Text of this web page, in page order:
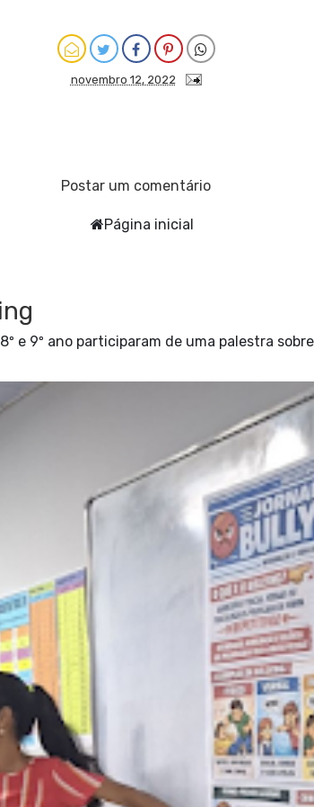
novembro 12, 2022
Postar um comentário
Página inicial
e 9º ano participaram de uma palestra